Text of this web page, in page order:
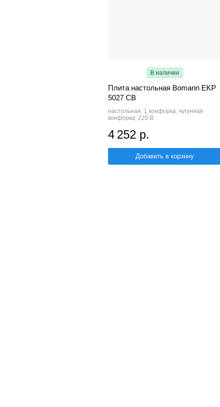
В наличии
Плита настольная Bomann EKP
5027 CB
настольная; 1 конфорка; чугунная
конфорка; 220 В
4 252 р.
Добавить в корзину